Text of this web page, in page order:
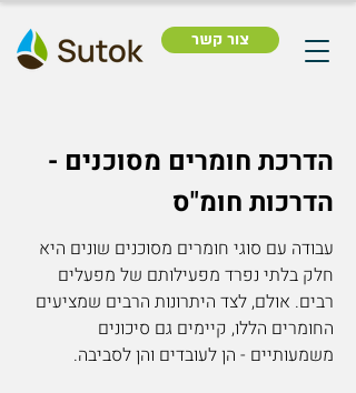
צור קשר
הדרכת חומרים מסוכנים -
הדרכות חומ"ס
עבודה עם סוגי חומרים מסוכנים שונים היא
חלק בלתי נפרד מפעילותם של מפעלים
רבים. אולם, לצד היתרונות הרבים שמציעים
החומרים הללו, קיימים גם סיכונים
משמעותיים - הן לעובדים והן לסביבה.